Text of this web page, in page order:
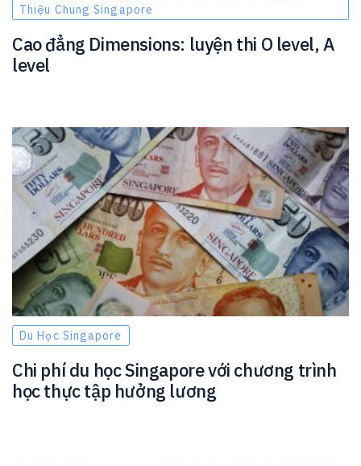
Thiệu Chung Singapore
Cao đẳng Dimensions: luyện thi O level, A
level
Du Học Singapore
Chi phí du học Singapore với chương trình
học thực tập hưởng lương